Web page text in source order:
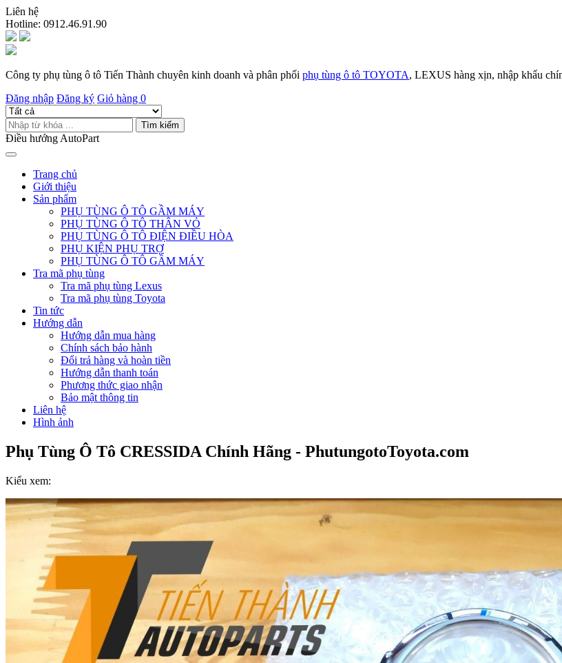
Liên hệ
Hotline: 0912.46.91.90
Công ty phụ tùng ô tô Tiến Thành chuyên kinh doanh và phân phối phụ tùng ô tô TOYOTA, LEXUS hàng xịn, nhập khẩu
Đăng nhập Đăng ký Giỏ hàng 0
Tìm kiếm
Điều hướng AutoPart
Trang chủ
Giới thiệu
Sản phẩm
PHỤ TÙNG Ô TÔ GẦM MÁY
PHỤ TÙNG Ô TÔ THÂN VỎ
PHỤ TÙNG Ô TÔ ĐIỆN ĐIỀU HÒA
PHỤ KIỆN PHỤ TRỢ
PHỤ TÙNG Ô TÔ GẦM MÁY
Tra mã phụ tùng
Tra mã phụ tùng Lexus
Tra mã phụ tùng Toyota
Tin tức
Hướng dẫn
Hướng dẫn mua hàng
Chính sách bảo hành
Đổi trả hàng và hoàn tiền
Hướng dẫn thanh toán
Phương thức giao nhận
Bảo mật thông tin
Liên hệ
Hình ảnh
Phụ Tùng Ô Tô CRESSIDA Chính Hãng - PhutungotoToyota.com
Kiểu xem: